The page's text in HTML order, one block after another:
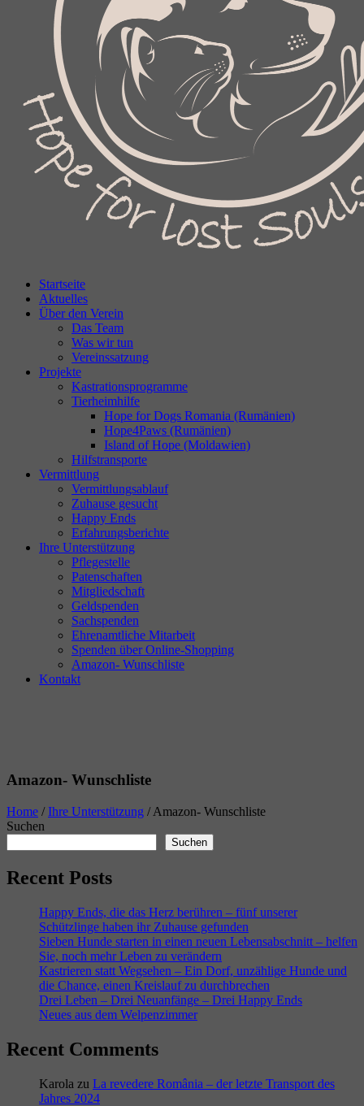
Startseite
Aktuelles
Über den Verein
Das Team
Was wir tun
Vereinssatzung
Projekte
Kastrationsprogramme
Tierheimhilfe
Hope for Dogs Romania (Rumänien)
Hope4Paws (Rumänien)
Island of Hope (Moldawien)
Hilfstransporte
Vermittlung
Vermittlungsablauf
Zuhause gesucht
Happy Ends
Erfahrungsberichte
Ihre Unterstützung
Pflegestelle
Patenschaften
Mitgliedschaft
Geldspenden
Sachspenden
Ehrenamtliche Mitarbeit
Spenden über Online-Shopping
Amazon- Wunschliste
Kontakt
Amazon- Wunschliste
Home /Ihre Unterstützung /Amazon- Wunschliste
Suchen
Suchen
Recent Posts
Happy Ends, die das Herz berühren – fünf unserer
Schützlinge haben ihr Zuhause gefunden
Sieben Hunde starten in einen neuen Lebensabschnitt – helfen
Sie, noch mehr Leben zu verändern
Kastrieren statt Wegsehen – Ein Dorf, unzählige Hunde und
die Chance, einen Kreislauf zu durchbrechen
Drei Leben – Drei Neuanfänge – Drei Happy Ends
Neues aus dem Welpenzimmer
Recent Comments
Karola zu La revedere România – der letzte Transport des
Jahres 2024